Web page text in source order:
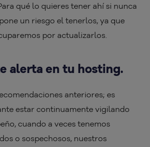
qué lo quieres tener ahí si nunca
un riesgo el tenerlos, ya que
por actualizarlos.
alerta en tu hosting.
anteriores; es
estar continuamente vigilando
cuando a veces tenemos
o sospechosos, nuestros